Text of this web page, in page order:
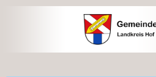
,zur Navigationoderzur Startseite